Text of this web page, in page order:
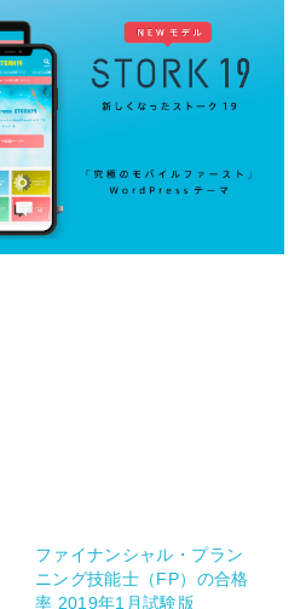
ファイナンシャル・プラン
ニング技能士（FP）の合格
率 2019年1月試験版